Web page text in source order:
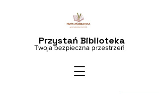
Twoja bezpieczna przestrzeń
Przystań Biblioteka